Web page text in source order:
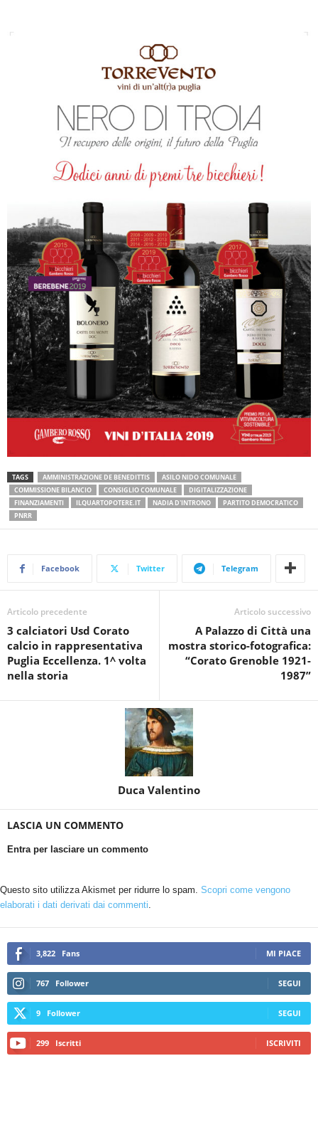
TAGS AMMINISTRAZIONE DE BENEDITTIS
ASILO NIDO COMUNALE
COMMISSIONE BILANCIO
CONSIGLIO COMUNALE
DIGITALIZZAZIONE
FINANZIAMENTI
ILQUARTOPOTERE.IT NADIA D'INTRONO
PARTITO DEMOCRATICO
PNRR
Facebook Twitter Telegram
Articolo precedente
3 calciatori Usd Corato
calcio in rappresentativa
Puglia Eccellenza. 1^ volta
nella storia
Articolo successivo
A Palazzo di Città una
mostra storico-fotografica:
“Corato Grenoble 1921-
1987”
Duca Valentino
LASCIA UN COMMENTO
Entra per lasciare un commento
Questo sito utilizza Akismet per ridurre lo spam. Scopri come vengono
elaborati i dati derivati dai commenti.
3,822 Fans MI PIACE
767 Follower SEGUI
9 Follower SEGUI
299 Iscritti ISCRIVITI